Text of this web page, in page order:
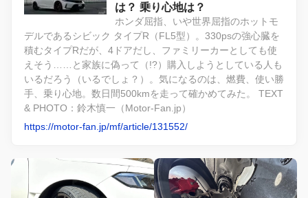
は？ 乗り心地は？
ホンダ屈指、いや世界屈指のホットモ
デルであるシビック タイプR（FL5型）。330psの強心臓を
積むタイプRだが、4ドアだし、ファミリーカーとしても使
えそう……と家族に偽って（!?）購入しようとしている人も
いるだろう（いるでしょ？）。気になるのは、燃費、使い勝
手、乗り心地。数日間500kmを走って確かめてみた。 TEXT
& PHOTO：鈴木慎一（Motor-Fan.jp）
https://motor-fan.jp/mf/article/131552/